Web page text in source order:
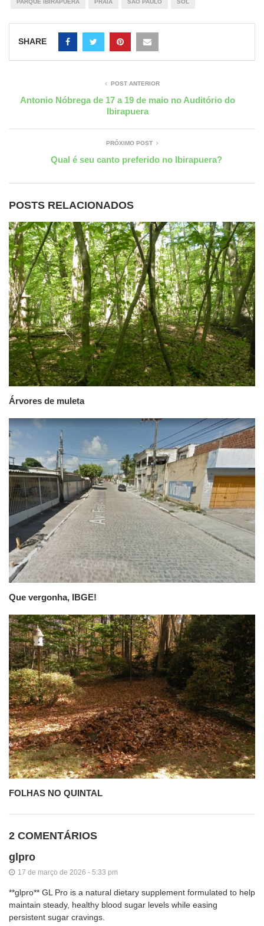
PARQUE IBIRAPUERA PRAIA SÃO PAULO SOL
SHARE
POST ANTERIOR
Antonio Nóbrega de 17 a 19 de maio no Auditório do
Ibirapuera
PRÓXIMO POST
Qual é seu canto preferido no Ibirapuera?
POSTS RELACIONADOS
Árvores de muleta
Que vergonha, IBGE!
FOLHAS NO QUINTAL
2 COMENTÁRIOS
glpro
17 de março de 2026 - 5:33 pm
**glpro** GL Pro is a natural dietary supplement formulated to help
maintain steady, healthy blood sugar levels while easing
persistent sugar cravings.